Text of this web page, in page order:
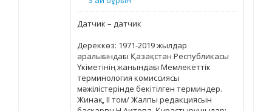
Датчик – датчик
Дереккөз: 1971-2019 жылдар
аралығындағы Қазақстан Республикасы
Үкіметінің жанындағы Мемлекеттік
терминология комиссиясы
мәжілістерінде бекітілген терминдер.
Жинақ, ІІ том/ Жалпы редакциясын